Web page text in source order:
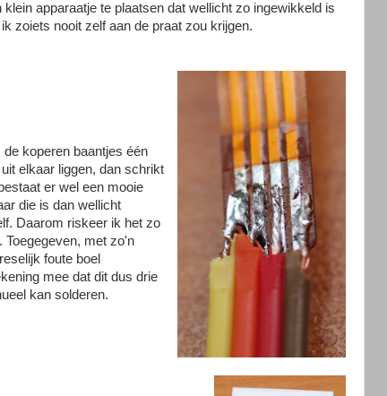
klein apparaatje te plaatsen dat wellicht zo ingewikkeld is
zoiets nooit zelf aan de praat zou krijgen.
koperen baantjes één
elkaar liggen, dan schrikt
er wel een mooie
die is dan wellicht
Daarom riskeer ik het zo
Toegegeven, met zo'n
foute boel
mee dat dit dus drie
kan solderen.